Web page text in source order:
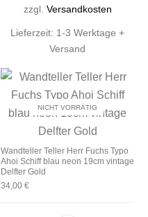
zzgl. Versandkosten
Lieferzeit: 1-3 Werktage +
Versand
NICHT VORRÄTIG
Wandteller Teller Herr Fuchs Typo
Ahoi Schiff blau neon 19cm vintage
Delfter Gold
34,00 €